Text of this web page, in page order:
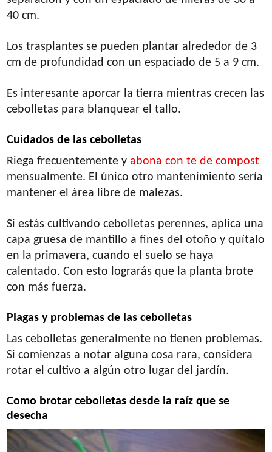
40 cm.
Los trasplantes se pueden plantar alrededor de 3
cm de profundidad con un espaciado de 5 a 9 cm.
Es interesante aporcar la tierra mientras crecen las
cebolletas para blanquear el tallo.
Cuidados de las cebolletas
Riega frecuentemente yabona con te de compost
mensualmente. El único otro mantenimiento sería
mantener el área libre de malezas.
Si estás cultivando cebolletas perennes, aplica una
capa gruesa de mantillo a fines del otoño y quítalo
en la primavera, cuando el suelo se haya
calentado. Con esto lograrás que la planta brote
con más fuerza.
Plagas y problemas de las cebolletas
Las cebolletas generalmente no tienen problemas.
Si comienzas a notar alguna cosa rara, considera
rotar el cultivo a algún otro lugar del jardín.
Como brotar cebolletas desde la raíz que se
desecha